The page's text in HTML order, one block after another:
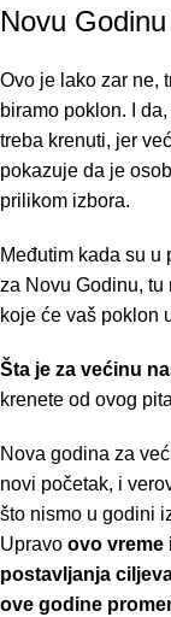
Novu Godinu
Ovo je lako zar ne,
biramo poklon. I
treba krenuti, jer
pokazuje da je
prilikom izbora.
Međutim kada su
za Novu Godinu, tu
koje će vaš poklon
Šta je za većinu
krenete od ovog
Nova godina za
novi početak, i
što nismo u godini
Upravo ovo vreme
postavljanja
ove godine